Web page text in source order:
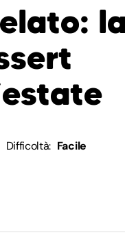
Difficoltà: Facile